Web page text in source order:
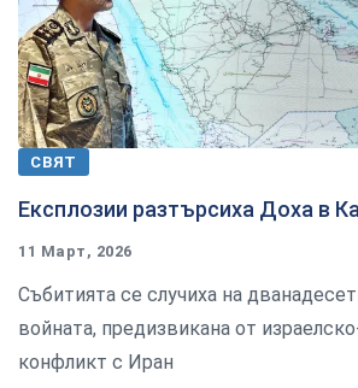
СВЯТ
Експлозии разтърсиха Доха в
11 Март, 2026
Събитията се случиха на
войната, предизвикана от
конфликт с Иран